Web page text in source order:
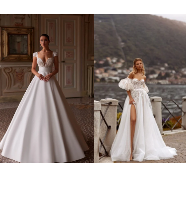
Poročna obleka 02
Poglej več
Poročna obleka
Poglej več